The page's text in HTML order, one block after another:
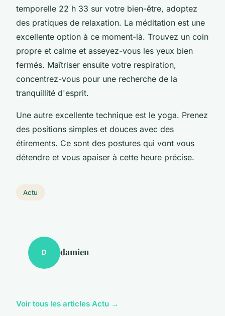
temporelle 22 h 33 sur votre bien-être, adoptez
des pratiques de relaxation. La méditation est une
excellente option à ce moment-là. Trouvez un coin
propre et calme et asseyez-vous les yeux bien
fermés. Maîtriser ensuite votre respiration,
concentrez-vous pour une recherche de la
tranquillité d'esprit.
Une autre excellente technique est le yoga. Prenez
des positions simples et douces avec des
étirements. Ce sont des postures qui vont vous
détendre et vous apaiser à cette heure précise.
Actu
D damien
Voir tous les articles Actu →